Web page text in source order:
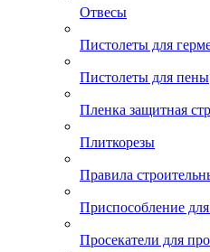
Отвесы
Пистолеты для
Пистолеты для пены
Пленка защитная
Плиткорезы
Правила
Приспособление
Просекатели для